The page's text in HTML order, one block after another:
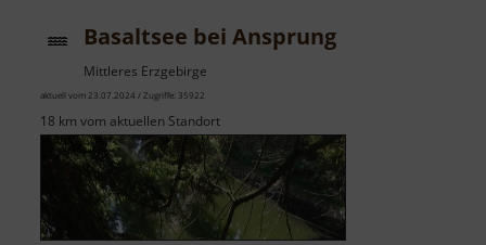
Basaltsee bei Ansprung
Mittleres Erzgebirge
aktuell vom 23.07.2024 / Zugriffe: 35922
18 km vom aktuellen Standort